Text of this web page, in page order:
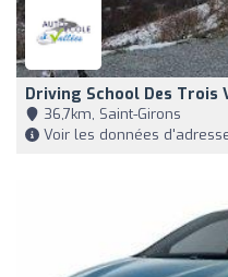
Driving School Des Trois
36,7km, Saint-Girons
Voir les données